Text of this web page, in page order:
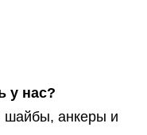
у нас?
шайбы, анкеры и